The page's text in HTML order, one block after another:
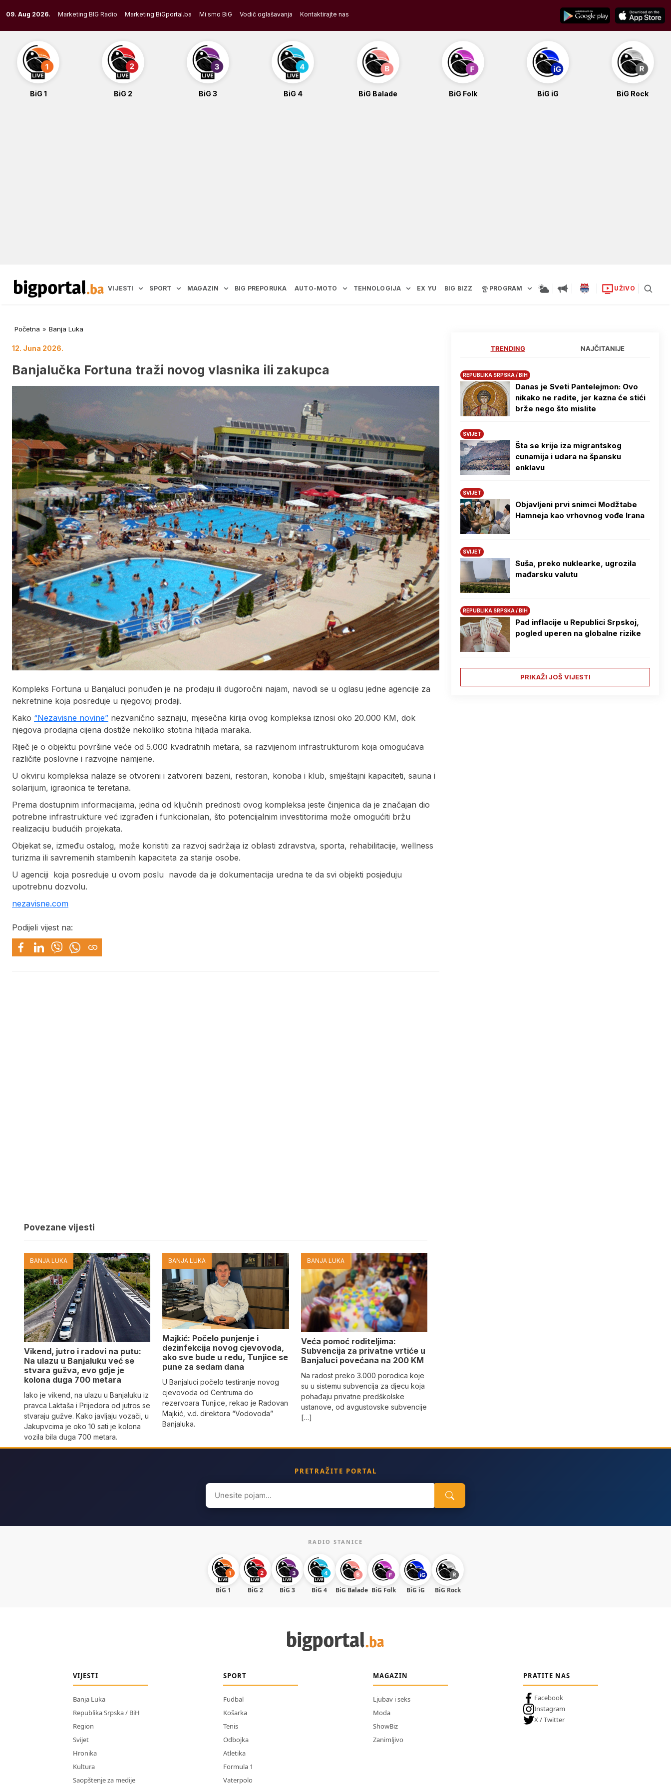
to
content
09. Aug 2026. Marketing BIG Radio Marketing BiGportal.ba Mi smo BiG Vodič oglašavanja Kontaktirajte nas
BiG 1 BiG 2 BiG 3 BiG 4 BiG Balade BiG Folk BiG iG BiG Rock
VIJESTI SPORT MAGAZIN BIG PREPORUKA AUTO-MOTO TEHNOLOGIJA EX YU BIG BIZZ PROGRAM UŽIVO
Početna » Banja Luka
12. Juna 2026.
Banjalučka Fortuna traži novog vlasnika ili zakupca
Kompleks Fortuna u Banjaluci ponuđen je na prodaju ili dugoročni najam, navodi se u oglasu jedne agencije za
nekretnine koja posreduje u njegovoj prodaji.
Kako “Nezavisne novine” nezvanično saznaju, mjesečna kirija ovog kompleksa iznosi oko 20.000 KM, dok
njegova prodajna cijena dostiže nekoliko stotina hiljada maraka.
Riječ je o objektu površine veće od 5.000 kvadratnih metara, sa razvijenom infrastrukturom koja omogućava
različite poslovne i razvojne namjene.
U okviru kompleksa nalaze se otvoreni i zatvoreni bazeni, restoran, konoba i klub, smještajni kapaciteti, sauna i
solarijum, igraonica te teretana.
Prema dostupnim informacijama, jedna od ključnih prednosti ovog kompleksa jeste činjenica da je značajan dio
potrebne infrastrukture već izgrađen i funkcionalan, što potencijalnim investitorima može omogućiti bržu
realizaciju budućih projekata.
Objekat se, između ostalog, može koristiti za razvoj sadržaja iz oblasti zdravstva, sporta, rehabilitacije, wellness
turizma ili savremenih stambenih kapaciteta za starije osobe.
U agenciji koja posreduje u ovom poslu navode da je dokumentacija uredna te da svi objekti posjeduju
upotrebnu dozvolu.
nezavisne.com
Podijeli vijest na:
Povezane vijesti
BANJA LUKA
Vikend, jutro i radovi na putu:
Na ulazu u Banjaluku već se
stvara gužva, evo gdje je
kolona duga 700 metara
Iako je vikend, na ulazu u Banjaluku iz
pravca Laktaša i Prijedora od jutros se
stvaraju gužve. Kako javljaju vozači, u
Jakupvcima je oko 10 sati je kolona
vozila bila duga 700 metara.
BANJA LUKA
Majkić: Počelo punjenje i
dezinfekcija novog cjevovoda,
ako sve bude u redu, Tunjice se
pune za sedam dana
U Banjaluci počelo testiranje novog
cjevovoda od Centruma do
rezervoara Tunjice, rekao je Radovan
Majkić, v.d. direktora “Vodovoda”
Banjaluka.
BANJA LUKA
Veća pomoć roditeljima:
Subvencija za privatne vrtiće u
Banjaluci povećana na 200 KM
Na radost preko 3.000 porodica koje
su u sistemu subvencija za djecu koja
pohađaju privatne predškolske
ustanove, od avgustovske subvencije
[…]
TRENDING NAJČITANIJE
REPUBLIKA SRPSKA / BIH
Danas je Sveti Pantelejmon: Ovo
nikako ne radite, jer kazna će stići
brže nego što mislite
SVIJET
Šta se krije iza migrantskog
cunamija i udara na špansku
enklavu
SVIJET
Objavljeni prvi snimci Modžtabe
Hamneja kao vrhovnog vođe Irana
SVIJET
Suša, preko nuklearke, ugrozila
mađarsku valutu
REPUBLIKA SRPSKA / BIH
Pad inflacije u Republici Srpskoj,
pogled uperen na globalne rizike
PRIKAŽI JOŠ VIJESTI
PRETRAŽITE PORTAL
Search
for:
RADIO STANICE
BiG 1 BiG 2 BiG 3 BiG 4 BiG Balade BiG Folk BiG iG BiG Rock
VIJESTI
Banja Luka
Republika Srpska / BiH
Region
Svijet
Hronika
Kultura
Saopštenje za medije
SPORT
Fudbal
Košarka
Tenis
Odbojka
Atletika
Formula 1
Vaterpolo
MAGAZIN
Ljubav i seks
Moda
ShowBiz
Zanimljivo
PRATITE NAS
Facebook
Instagram
X / Twitter